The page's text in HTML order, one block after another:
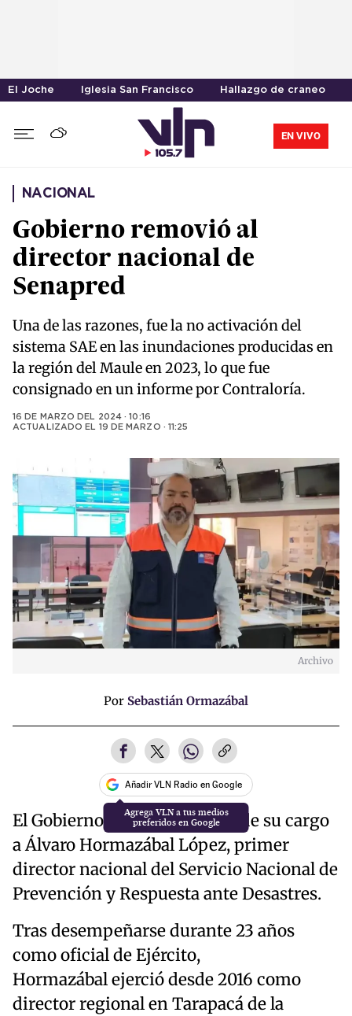
El Joche Iglesia San Francisco Hallazgo de craneo
EN VIVO
NACIONAL
Gobierno removió al
director nacional de
Senapred
Una de las razones, fue la no activación del
sistema SAE en las inundaciones producidas en
la región del Maule en 2023, lo que fue
consignado en un informe por Contraloría.
16 DE MARZO DEL 2024 · 10:16
ACTUALIZADO EL 19 DE MARZO · 11:25
Archivo
Por Sebastián Ormazábal
Añadir VLN Radio en Google
El Gobierno decidió remover de su cargo
a Álvaro Hormazábal López, primer
director nacional del Servicio Nacional de
Prevención y Respuesta ante Desastres.
Tras desempeñarse durante 23 años
como oficial de Ejército,
Hormazábal ejerció desde 2016 como
director regional en Tarapacá de la